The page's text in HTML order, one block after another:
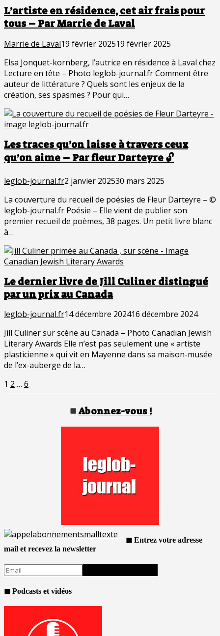
L’artiste en résidence, cet air frais pour
tous – Par Marrie de Laval
Marrie de Laval19 février 202519 février 2025
Elsa Jonquet-kornberg, l’autrice en résidence à Laval chez
Lecture en tête – Photo leglob-journal.fr Comment être
auteur de littérature ? Quels sont les enjeux de la
création, ses spasmes ? Pour qui…
Les traces qu’on laisse à travers ceux
qu’on aime – Par fleur Darteyre 🔓
leglob-journal.fr2 janvier 202530 mars 2025
La couverture du recueil de poésies de Fleur Darteyre – ©️
leglob-journal.fr Poésie – Elle vient de publier son
premier recueil de poèmes, 38 pages. Un petit livre blanc
à…
Le dernier livre de Jill Culiner distingué
par un prix au Canada
leglob-journal.fr14 décembre 202416 décembre 2024
Jill Culiner sur scène au Canada – Photo Canadian Jewish
Literary Awards Elle n’est pas seulement une « artiste
plasticienne » qui vit en Mayenne dans sa maison-musée
de l’ex-auberge de la…
Pagination
Page
1 Page
2 … Page
6
Abonnez-vous !
◼ Entrez votre adresse
mail et recevez la newsletter
◼ Podcasts et vidéos